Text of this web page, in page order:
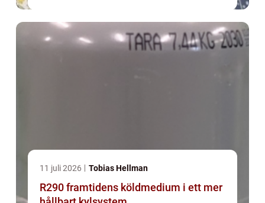
11 juli 2026 Tobias Hellman
R290 framtidens köldmedium i ett mer